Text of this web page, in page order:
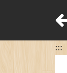
:::